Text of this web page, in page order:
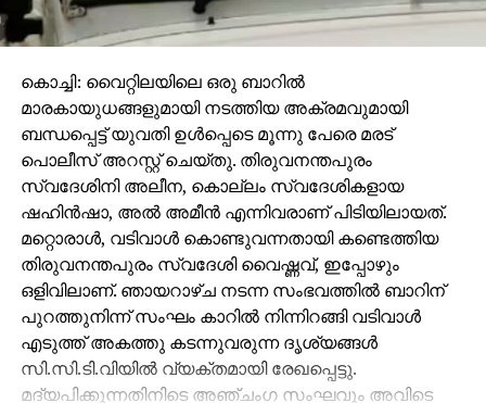
RELATED TOPICS:
UP NEXT
ബാങ്കുകളുടെ കിട്ടാക്കടം ആറു ലക്ഷം കോടി
DON'T MISS
ജയരാജനും ശ്രീമതിയും ഒറ്റപ്പെടുന്നു; കണ്ണൂര്‍
ലോബിയില്‍ വിള്ളല്‍
കൊച്ചി: വൈറ്റിലയിലെ ഒരു ബാറില്‍
മാരകായുധങ്ങളുമായി നടത്തിയ അക്രമവുമായി
ബന്ധപ്പെട്ട് യുവതി ഉള്‍പ്പെടെ മൂന്നു പേരെ മരട്
പൊലീസ് അറസ്റ്റ് ചെയ്തു. തിരുവനന്തപുരം
സ്വദേശിനി അലീന, കൊല്ലം സ്വദേശികളായ
ഷഹിന്‍ഷാ, അല്‍ അമീന്‍ എന്നിവരാണ് പിടിയിലായത്.
മറ്റൊരാള്‍, വടിവാള്‍ കൊണ്ടുവന്നതായി കണ്ടെത്തിയ
തിരുവനന്തപുരം സ്വദേശി വൈഷ്ണവ്, ഇപ്പോഴും
ഒളിവിലാണ്. ഞായറാഴ്ച നടന്ന സംഭവത്തില്‍ ബാറിന്
പുറത്തുനിന്ന് സംഘം കാറില്‍ നിന്നിറങ്ങി വടിവാള്‍
എടുത്ത് അകത്തു കടന്നുവരുന്ന ദൃശ്യങ്ങള്‍
സി.സി.ടി.വിയില്‍ വ്യക്തമായി രേഖപ്പെട്ടു.
മദ്യപിക്കുന്നതിനിടെ അഞ്ചംഗ സംഘവും അവിടെ